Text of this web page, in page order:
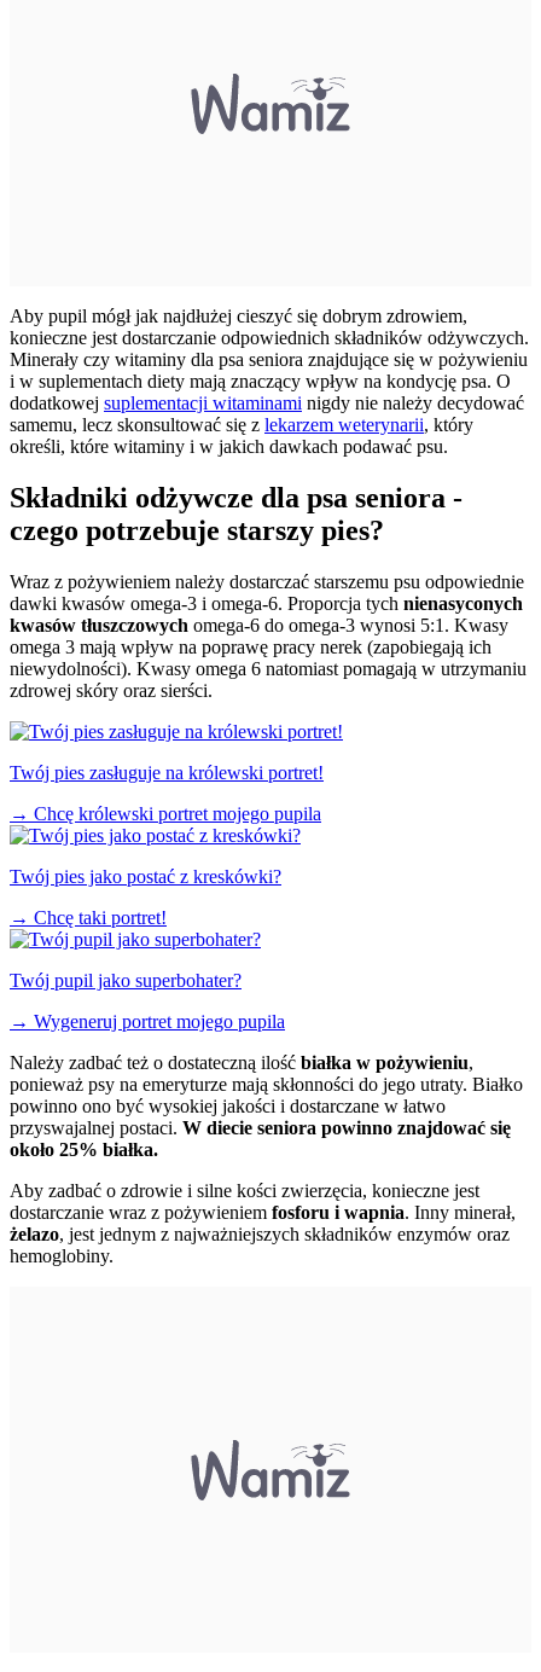
Aby pupil mógł jak najdłużej cieszyć się dobrym zdrowiem,
konieczne jest dostarczanie odpowiednich składników odżywczych.
Minerały czy witaminy dla psa seniora znajdujące się w pożywieniu
i w suplementach diety mają znaczący wpływ na kondycję psa. O
dodatkowej suplementacji witaminami nigdy nie należy decydować
samemu, lecz skonsultować się z lekarzem weterynarii, który
określi, które witaminy i w jakich dawkach podawać psu.
Składniki odżywcze dla psa seniora -
czego potrzebuje starszy pies?
Wraz z pożywieniem należy dostarczać starszemu psu odpowiednie
dawki kwasów omega-3 i omega-6. Proporcja tych nienasyconych
kwasów tłuszczowych omega-6 do omega-3 wynosi 5:1. Kwasy
omega 3 mają wpływ na poprawę pracy nerek (zapobiegają ich
niewydolności). Kwasy omega 6 natomiast pomagają w utrzymaniu
zdrowej skóry oraz sierści.
Twój pies zasługuje na królewski portret!
→ Chcę królewski portret mojego pupila
Twój pies jako postać z kreskówki?
→ Chcę taki portret!
Twój pupil jako superbohater?
→ Wygeneruj portret mojego pupila
Należy zadbać też o dostateczną ilość białka w pożywieniu,
ponieważ psy na emeryturze mają skłonności do jego utraty. Białko
powinno ono być wysokiej jakości i dostarczane w łatwo
przyswajalnej postaci. W diecie seniora powinno znajdować się
około 25% białka.
Aby zadbać o zdrowie i silne kości zwierzęcia, konieczne jest
dostarczanie wraz z pożywieniem fosforu i wapnia. Inny minerał,
żelazo, jest jednym z najważniejszych składników enzymów oraz
hemoglobiny.